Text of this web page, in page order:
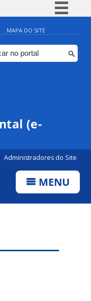
Simplifique!
Comunica BR
Participe
MAPA DO SITE
(e-
Administradores do Site
MENU